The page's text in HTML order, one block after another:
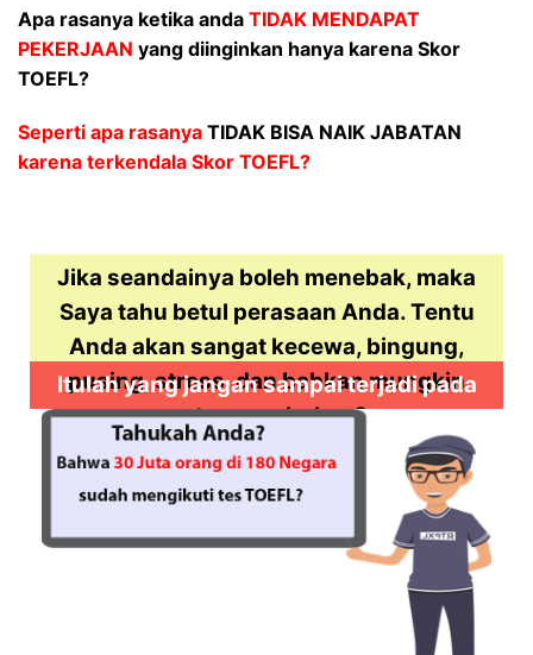
Apa rasanya ketika anda TIDAK MENDAPAT
PEKERJAAN yang diinginkan hanya karena Skor
TOEFL?
Seperti apa rasanya TIDAK BISA NAIK JABATAN
karena terkendala Skor TOEFL?
Jika seandainya boleh menebak, maka
Saya tahu betul perasaan Anda. Tentu
Anda akan sangat kecewa, bingung,
pusing, stress, dan bahkan mungkin
putus asa, bukan?
Itulah yang jangan sampai terjadi pada
Anda…